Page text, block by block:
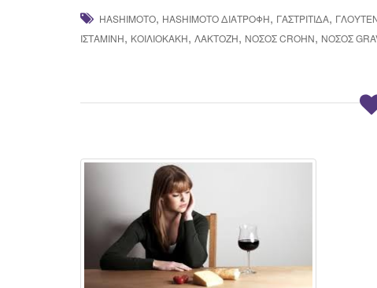
HASHIMOTO, HASHIMOTO ΔΙΑΤΡΟΦΉ, ΓΑΣΤΡΊΤΙΔΑ,
ΙΣΤΑΜΊΝΗ, ΚΟΙΛΙΟΚΆΚΗ, ΛΑΚΤΌΖΗ, ΝΌΣΟΣ CROHN, ΝΟΣΟΣ